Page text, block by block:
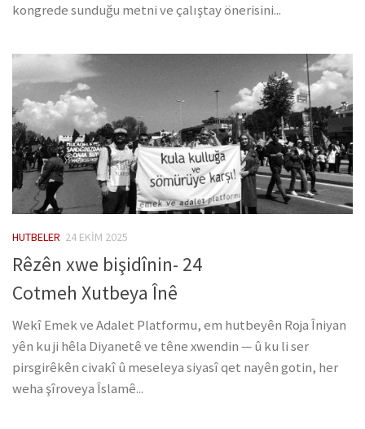
kongrede sunduğu metni ve çalıştay önerisini...
HUTBELER 24 EKIM 2025
Rêzên xwe bişidînin- 24
Cotmeh Xutbeya Înê
Wekî Emek ve Adalet Platformu, em hutbeyên Roja Îniyan
yên ku ji hêla Diyanetê ve têne xwendin — û ku li ser
pirsgirêkên civakî û meseleya siyasî qet nayên gotin, her
weha şîroveya Îslamê...